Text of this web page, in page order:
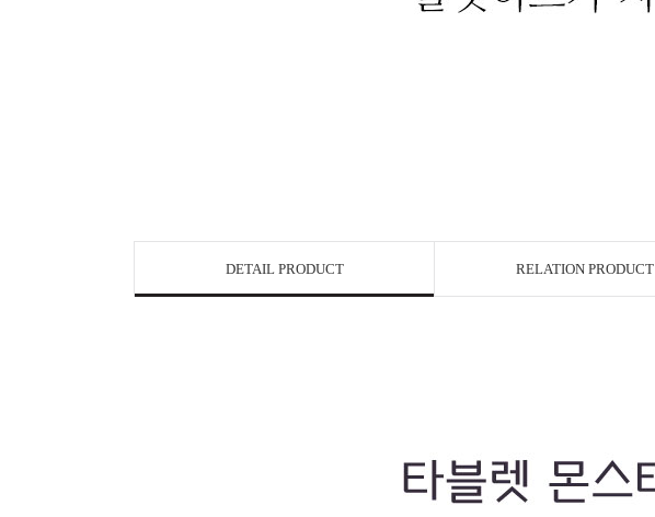
DETAIL PRODUCT RELATION PRODUCT